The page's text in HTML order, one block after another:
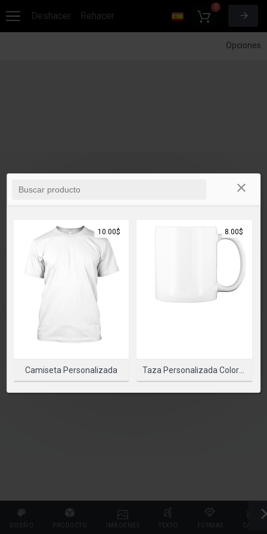
Deshacer Rehacer
0
DISEÑO PRODUCTO IMÁGENES TEXTO FORMAS CAPAS
Opciones
PLEASE SELECT A PRODUCT TO START DESIGNING
SELECCIONAR PRODUCTO
Camiseta Personalizada
10.00$ 8.00$